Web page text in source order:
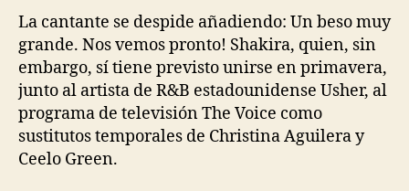
La cantante se despide añadiendo: Un beso muy
grande. Nos vemos pronto! Shakira, quien, sin
embargo, sí tiene previsto unirse en primavera,
junto al artista de R&B estadounidense Usher, al
programa de televisión The Voice como
sustitutos temporales de Christina Aguilera y
Ceelo Green.